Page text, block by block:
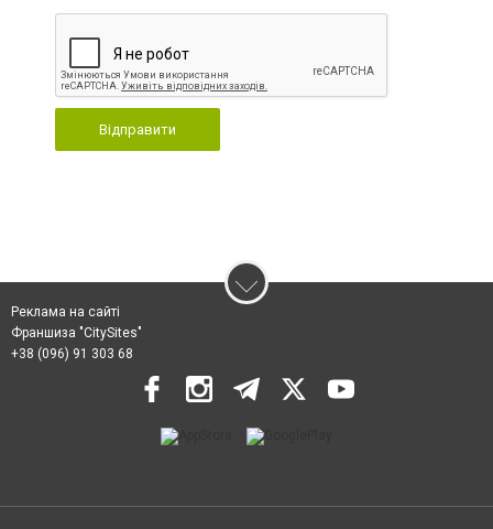
Відправити
Реклама на сайті
Франшиза "CitySites"
+38 (096) 91 303 68